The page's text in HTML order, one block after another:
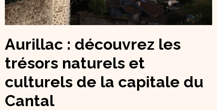
Aurillac : découvrez les
trésors naturels et
culturels de la capitale du
Cantal